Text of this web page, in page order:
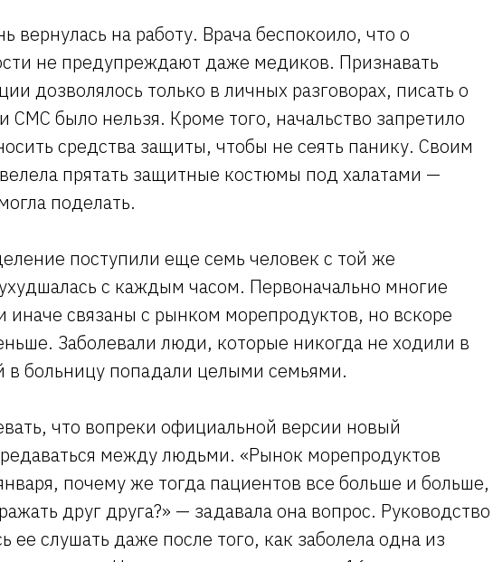
вернулась на работу. Врача беспокоило, что о
не предупреждают даже медиков. Признавать
дозволялось только в личных разговорах, писать о
СМС было нельзя. Кроме того, начальство запретило
средства защиты, чтобы не сеять панику. Своим
прятать защитные костюмы под халатами —
поделать.
поступили еще семь человек с той же
с каждым часом. Первоначально многие
иначе связаны с рынком морепродуктов, но вскоре
Заболевали люди, которые никогда не ходили в
в больницу попадали целыми семьями.
что вопреки официальной версии новый
между людьми. «Рынок морепродуктов
почему же тогда пациентов все больше и больше,
друг друга?» — задавала она вопрос. Руководство
ее слушать даже после того, как заболела одна из